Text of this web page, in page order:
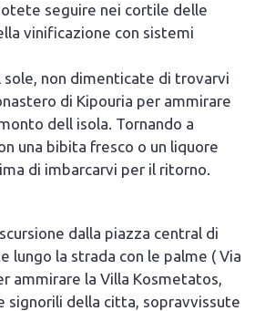
seguire nei cortile delle
vinificazione con sistemi
sole, non dimenticate di trovarvi
di Kipouria per ammirare
dell isola. Tornando a
una bibita fresco o un liquore
di imbarcarvi per il ritorno.
dalla piazza central di
lungo la strada con le palme ( Via
ammirare la Villa Kosmetatos,
signorili della citta, sopravvissute